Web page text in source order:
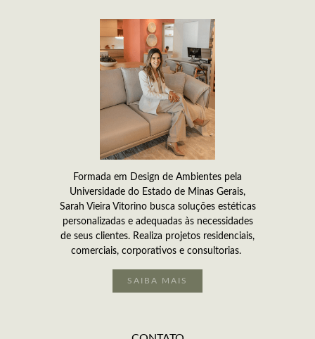
Formada em Design de Ambientes pela
Universidade do Estado de Minas Gerais,
Sarah Vieira Vitorino busca soluções estéticas
personalizadas e adequadas às necessidades
de seus clientes. Realiza projetos residenciais,
comerciais, corporativos e consultorias.
SAIBA MAIS